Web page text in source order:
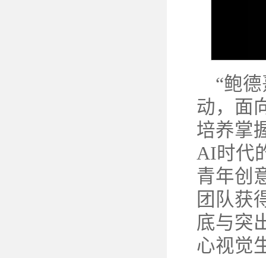
“鲍
动，面
培养掌
AI时代
青年创
团队获
底与突
心视觉